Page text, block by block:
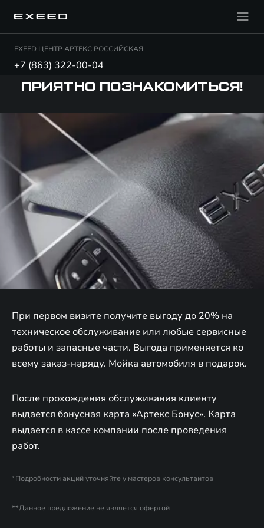
EXEED ЦЕНТР АРТЕКС РОССИЙСКАЯ
+7 (863) 322-00-04
ПРИЯТНО ПОЗНАКОМИТЬСЯ!
При первом визите получите выгоду до 20% на
техническое обслуживание или любые сервисные
работы и запасные части. Выгода применяется ко
всему заказ-наряду. Мойка автомобиля в подарок.
После прохождения обслуживания клиенту
выдается бонусная карта «Артекс Бонус». Карта
выдается в кассе компании после проведения
работ.
*Подробности акций уточняйте у мастеров консультантов
**Данное предложение не является офертой